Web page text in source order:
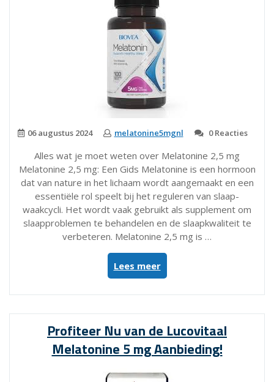
Nachtrust”
06 augustus 2024 melatonine5mgnl 0 Reacties
Alles wat je moet weten over Melatonine 2,5 mg
Melatonine 2,5 mg: Een Gids Melatonine is een hormoon
dat van nature in het lichaam wordt aangemaakt en een
essentiële rol speelt bij het reguleren van slaap-
waakcycli. Het wordt vaak gebruikt als supplement om
slaapproblemen te behandelen en de slaapkwaliteit te
verbeteren. Melatonine 2,5 mg is …
Lees meer“Alles
over
Melatonine
Dosering,
Gebruik
en
Effecten”
Profiteer Nu van de Lucovitaal
Melatonine 5 mg Aanbieding!